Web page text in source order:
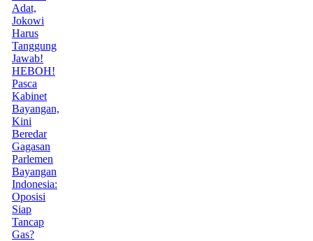
Adat,
Jokowi
Harus
Tanggung
Jawab!
HEBOH!
Pasca
Kabinet
Bayangan,
Kini
Beredar
Gagasan
Parlemen
Bayangan
Indonesia:
Oposisi
Siap
Tancap
Gas?